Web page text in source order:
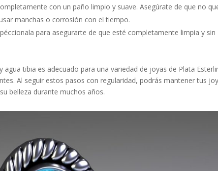
con un paño limpio y suave. Asegúrate de que no
manchas o corrosión con el tiempo.
para asegurarte de que esté completamente limpia y sin
tibia es adecuado para una variedad de joyas de Plata
Al seguir estos pasos con regularidad, podrás mantener tus
belleza durante muchos años.